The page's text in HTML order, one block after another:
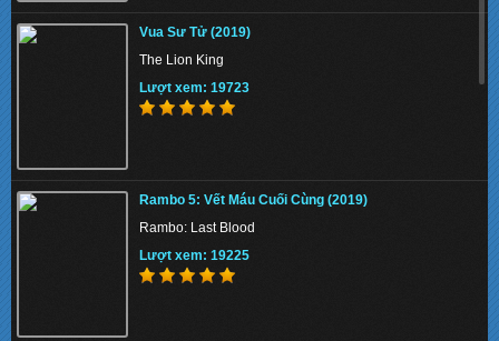
The Union 2024 - Liên minh tuyệt mật
Lượt xem: 153411
Thiên Nga Bóng Đêm S01 2022 - Eve
Lượt xem: 154083
Vua Sư Tử (2019)
The Lion King
Lượt xem: 19723
Rambo 5: Vết Máu Cuối Cùng (2019)
Rambo: Last Blood
Lượt xem: 19225